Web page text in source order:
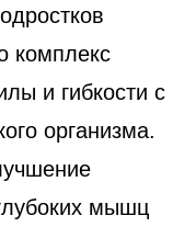
комплекс
и гибкости с
организма.
мышц